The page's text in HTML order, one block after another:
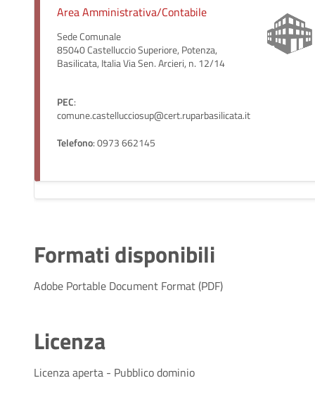
Area Amministrativa/Contabile
Sede Comunale
85040 Castelluccio Superiore, Potenza,
Basilicata, Italia Via Sen. Arcieri, n. 12/14
PEC:
comune.castellucciosup@cert.ruparbasilicata.it
Telefono: 0973 662145
Formati disponibili
Adobe Portable Document Format (PDF)
Licenza
Licenza aperta - Pubblico dominio